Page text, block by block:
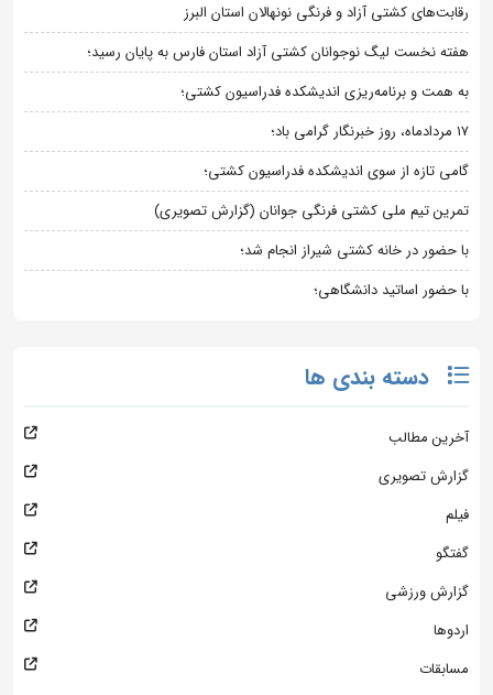
رقابت‌های کشتی آزاد و فرنگی نونهالان استان البرز
هفته نخست لیگ نوجوانان کشتی آزاد استان فارس به پایان رسید؛
به همت و برنامه‌ریزی اندیشکده فدراسیون کشتی؛
۱۷ مردادماه، روز خبرنگار گرامی باد؛
گامی تازه از سوی اندیشکده فدراسیون کشتی؛
تمرین تیم ملی کشتی فرنگی جوانان (گزارش تصویری)
با حضور در خانه کشتی شیراز انجام شد؛
با حضور اساتید دانشگاهی؛
دسته بندی ها
آخرین مطالب
گزارش تصویری
فیلم
گفتگو
گزارش ورزشی
اردوها
مسابقات